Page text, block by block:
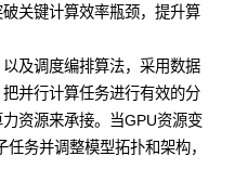
关键计算效率瓶颈，提升算
及调度编排算法，采用数据
并行计算任务进行有效的分
资源来承接。当GPU资源变
务并调整模型拓扑和架构，